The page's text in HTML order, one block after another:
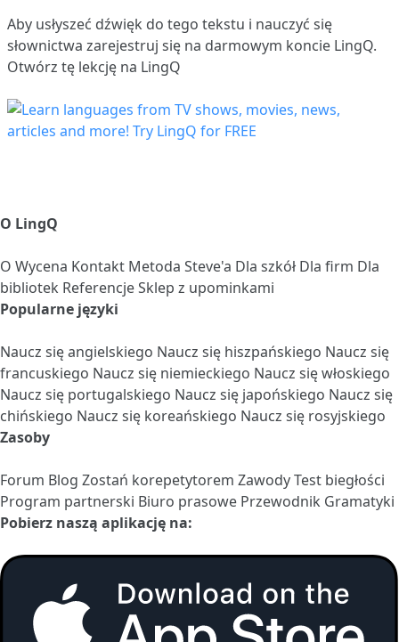
Aby usłyszeć dźwięk do tego tekstu i nauczyć się
słownictwa zarejestruj się na darmowym koncie LingQ.
Otwórz tę lekcję na LingQ
O LingQ
O Wycena Kontakt Metoda Steve'a Dla szkół Dla firm Dla
bibliotek ReferencjeSklep z upominkami
Popularne języki
Naucz się angielskiego Naucz się hiszpańskiego Naucz się
francuskiego Naucz się niemieckiego Naucz się włoskiego
Naucz się portugalskiego Naucz się japońskiego Naucz się
chińskiego Naucz się koreańskiego Naucz się rosyjskiego
Zasoby
Forum Blog Zostań korepetytorem ZawodyTest biegłości
Program partnerski Biuro prasowe Przewodnik Gramatyki
Pobierz naszą aplikację na: